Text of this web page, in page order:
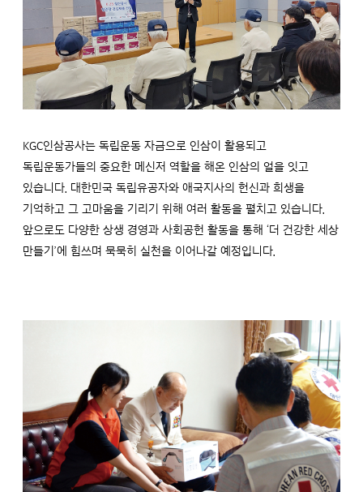
KGC인삼공사는 독립운동 자금으로 인삼이 활용되고
독립운동가들의 중요한 메신저 역할을 해온 인삼의 얼을 잇고
있습니다. 대한민국 독립유공자와 애국지사의 헌신과 희생을
기억하고 그 고마움을 기리기 위해 여러 활동을 펼치고 있습니다.
앞으로도 다양한 상생 경영과 사회공헌 활동을 통해 ‘더 건강한 세상
만들기’에 힘쓰며 묵묵히 실천을 이어나갈 예정입니다.